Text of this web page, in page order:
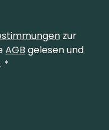
zur
AGB gelesen und
*